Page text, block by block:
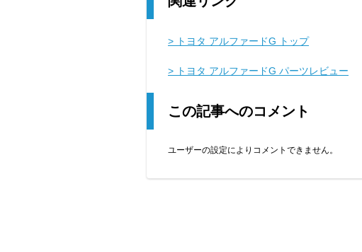
> トヨタ アルファードG トップ
> トヨタ アルファードG パーツレビュー
この記事へのコメント
ユーザーの設定によりコメントできません。